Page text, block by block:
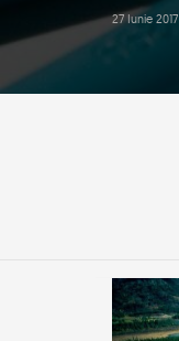
27 Iunie 2017